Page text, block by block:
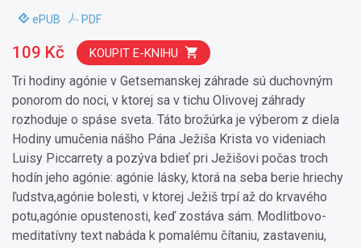
ePUB PDF
Tri hodiny agónie v Getsemanskej záhrade sú duchovným
ponorom do noci, v ktorej sa v tichu Olivovej záhrady
rozhoduje o spáse sveta. Táto brožúrka je výberom z diela
Hodiny umučenia nášho Pána Ježiša Krista vo videniach
Luisy Piccarrety a pozýva bdieť pri Ježišovi počas troch
hodín jeho agónie: agónie lásky, ktorá na seba berie hriechy
ľudstva,agónie bolesti, v ktorej Ježiš trpí až do krvavého
potu,agónie opustenosti, keď zostáva sám. Modlitbovo-
meditatívny text nabáda k pomalému čítaniu, zastaveniu,
109 Kč KOUPIT E-KNIHU